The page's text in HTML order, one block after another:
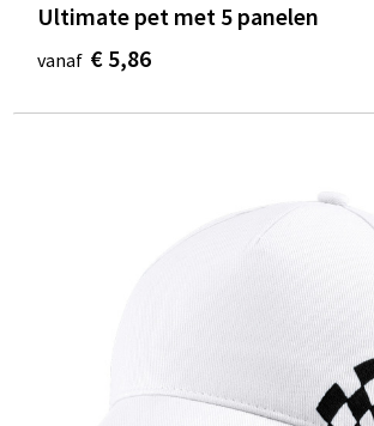
Ultimate pet met 5 panelen
vanaf € 5,86